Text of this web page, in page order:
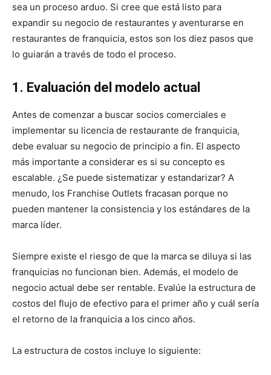
sea un proceso arduo. Si cree que está listo para
expandir su negocio de restaurantes y aventurarse en
restaurantes de franquicia, estos son los diez pasos que
lo guiarán a través de todo el proceso.
1. Evaluación del modelo actual
Antes de comenzar a buscar socios comerciales e
implementar su licencia de restaurante de franquicia,
debe evaluar su negocio de principio a fin. El aspecto
más importante a considerar es si su concepto es
escalable. ¿Se puede sistematizar y estandarizar? A
menudo, los Franchise Outlets fracasan porque no
pueden mantener la consistencia y los estándares de la
marca líder.
Siempre existe el riesgo de que la marca se diluya si las
franquicias no funcionan bien. Además, el modelo de
negocio actual debe ser rentable. Evalúe la estructura de
costos del flujo de efectivo para el primer año y cuál sería
el retorno de la franquicia a los cinco años.
La estructura de costos incluye lo siguiente: